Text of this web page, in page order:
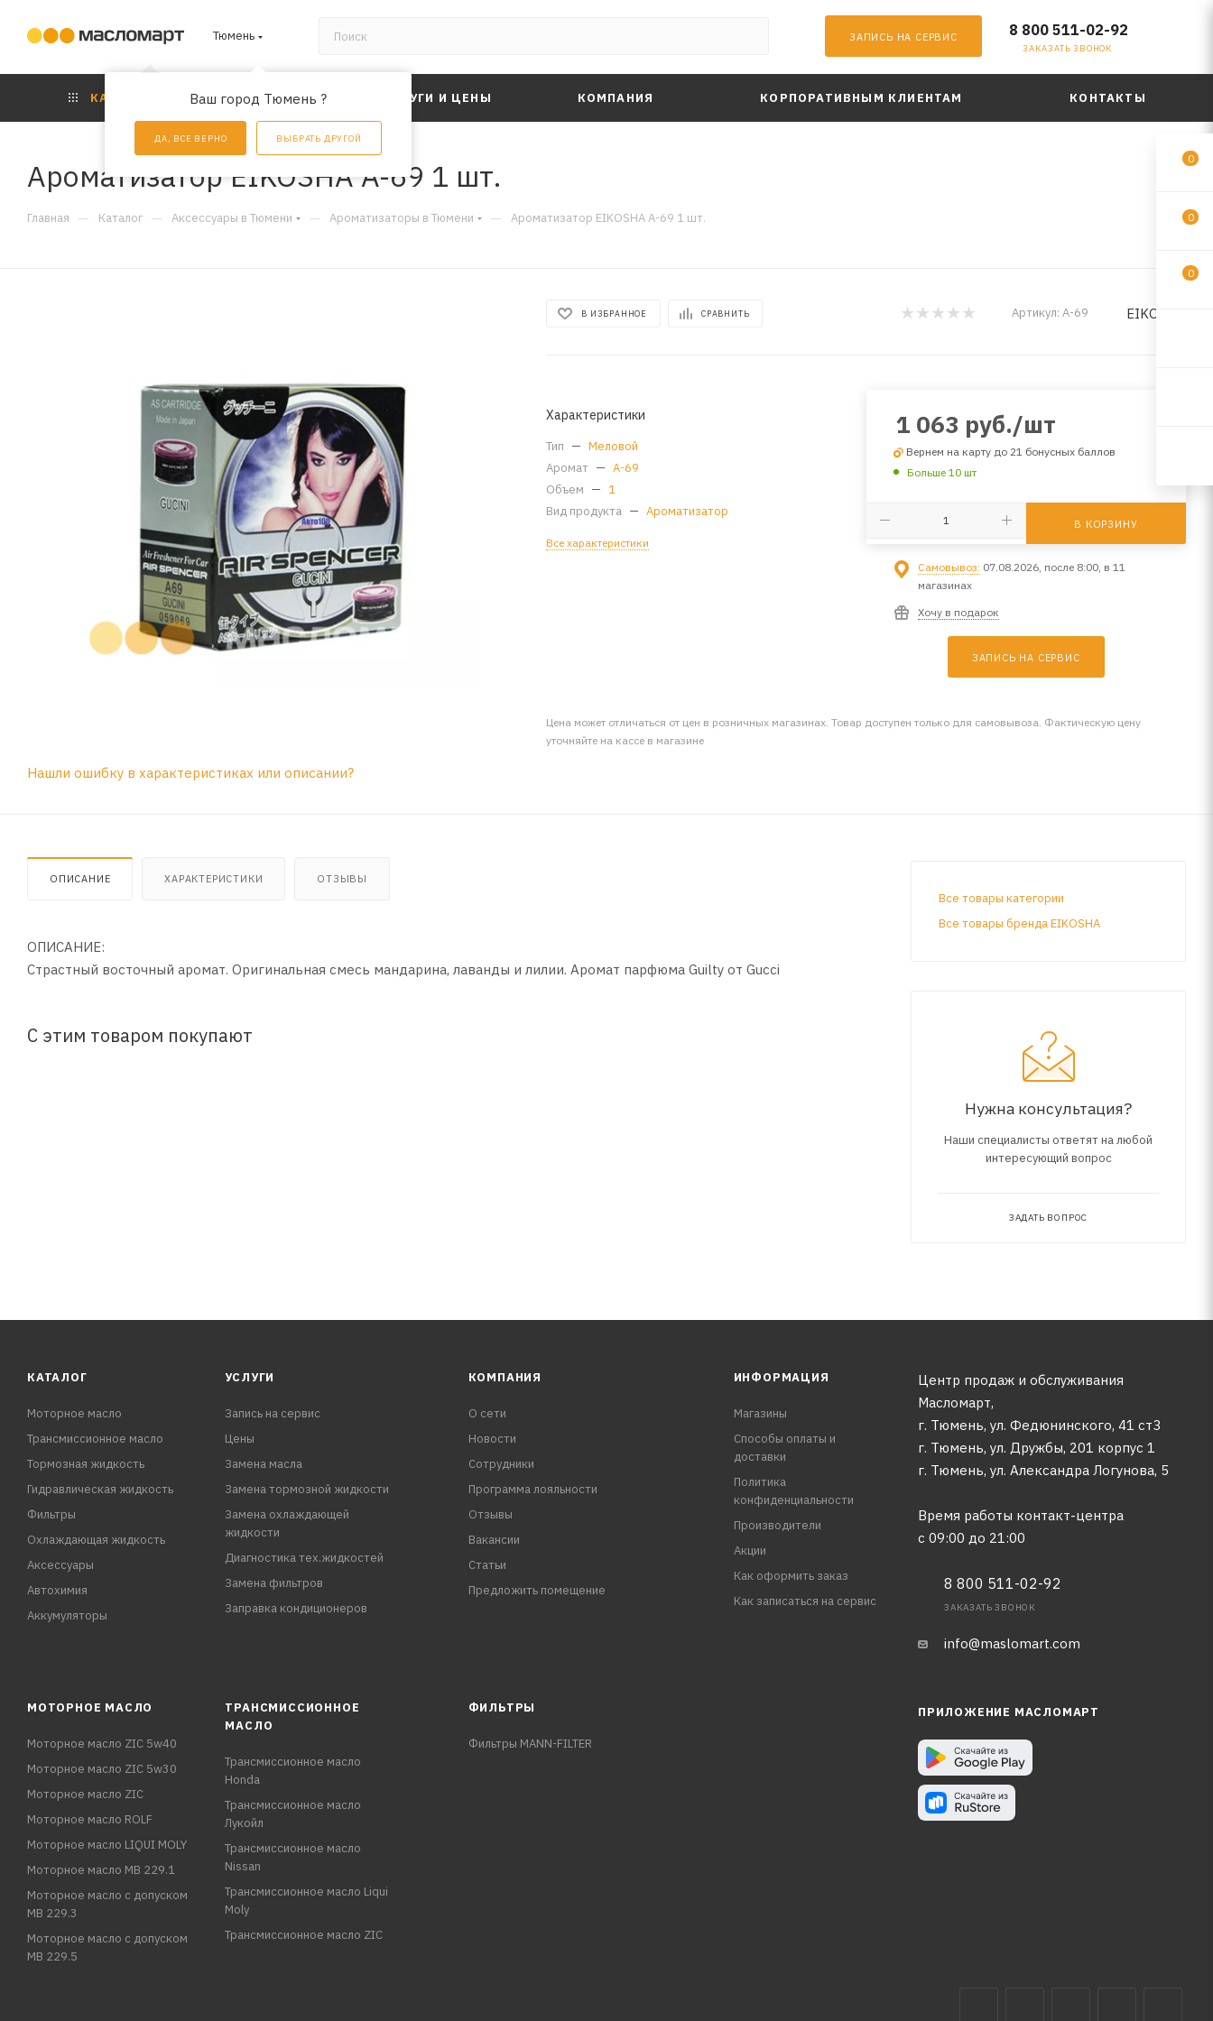
Тюмень
Ваш город Тюмень ?
ДА, ВСЕ ВЕРНО ВЫБРАТЬ ДРУГОЙ
ЗАПИСЬ НА СЕРВИС 8 800 511-02-92
ЗАКАЗАТЬ ЗВОНОК
КАТАЛОГ АКЦИИ УСЛУГИ И ЦЕНЫ КОМПАНИЯ КОРПОРАТИВНЫМ КЛИЕНТАМ КОНТАКТЫ
Ароматизатор EIKOSHA A-69 1 шт.
Главная — Каталог — Аксессуары в Тюмени — Ароматизаторы в Тюмени — Ароматизатор EIKOSHA A-69 1 шт.
В ИЗБРАННОЕ СРАВНИТЬ Артикул: A-69 EIKOSHA
Характеристики
Тип — Меловой
Аромат — A-69
Объем — 1
Вид продукта — Ароматизатор
Все характеристики
1 063 руб./шт
Вернем на карту до 21 бонусных баллов
Больше 10 шт
В КОРЗИНУ
Самовывоз: 07.08.2026, после 8:00, в 11
магазинах
Хочу в подарок
ЗАПИСЬ НА СЕРВИС
Цена может отличаться от цен в розничных магазинах. Товар доступен только для самовывоза. Фактическую цену
уточняйте на кассе в магазине
Нашли ошибку в характеристиках или описании?
ОПИСАНИЕ ХАРАКТЕРИСТИКИ ОТЗЫВЫ
ОПИСАНИЕ:
Страстный восточный аромат. Оригинальная смесь мандарина, лаванды и лилии. Аромат парфюма Guilty от Gucci
С этим товаром покупают
Все товары категории
Все товары бренда EIKOSHA
Нужна консультация?
Наши специалисты ответят на любой
интересующий вопрос
ЗАДАТЬ ВОПРОС
КАТАЛОГ
Моторное масло
Трансмиссионное масло
Тормозная жидкость
Гидравлическая жидкость
Фильтры
Охлаждающая жидкость
Аксессуары
Автохимия
Аккумуляторы
УСЛУГИ
Запись на сервис
Цены
Замена масла
Замена тормозной жидкости
Замена охлаждающей
жидкости
Диагностика тех.жидкостей
Замена фильтров
Заправка кондиционеров
КОМПАНИЯ
О сети
Новости
Сотрудники
Программа лояльности
Отзывы
Вакансии
Статьи
Предложить помещение
ИНФОРМАЦИЯ
Магазины
Способы оплаты и
доставки
Политика
конфиденциальности
Производители
Акции
Как оформить заказ
Как записаться на сервис
Центр продаж и обслуживания
Масломарт,
г. Тюмень, ул. Федюнинского, 41 ст3
г. Тюмень, ул. Дружбы, 201 корпус 1
г. Тюмень, ул. Александра Логунова, 5
Время работы контакт-центра
с 09:00 до 21:00
8 800 511-02-92
ЗАКАЗАТЬ ЗВОНОК
info@maslomart.com
МОТОРНОЕ МАСЛО
Моторное масло ZIC 5w40
Моторное масло ZIC 5w30
Моторное масло ZIC
Моторное масло ROLF
Моторное масло LIQUI MOLY
Моторное масло MB 229.1
Моторное масло с допуском
MB 229.3
Моторное масло с допуском
MB 229.5
ТРАНСМИССИОННОЕ
МАСЛО
Трансмиссионное масло
Honda
Трансмиссионное масло
Лукойл
Трансмиссионное масло
Nissan
Трансмиссионное масло Liqui
Moly
Трансмиссионное масло ZIC
ФИЛЬТРЫ
Фильтры MANN-FILTER
ПРИЛОЖЕНИЕ МАСЛОМАРТ
0
0
0